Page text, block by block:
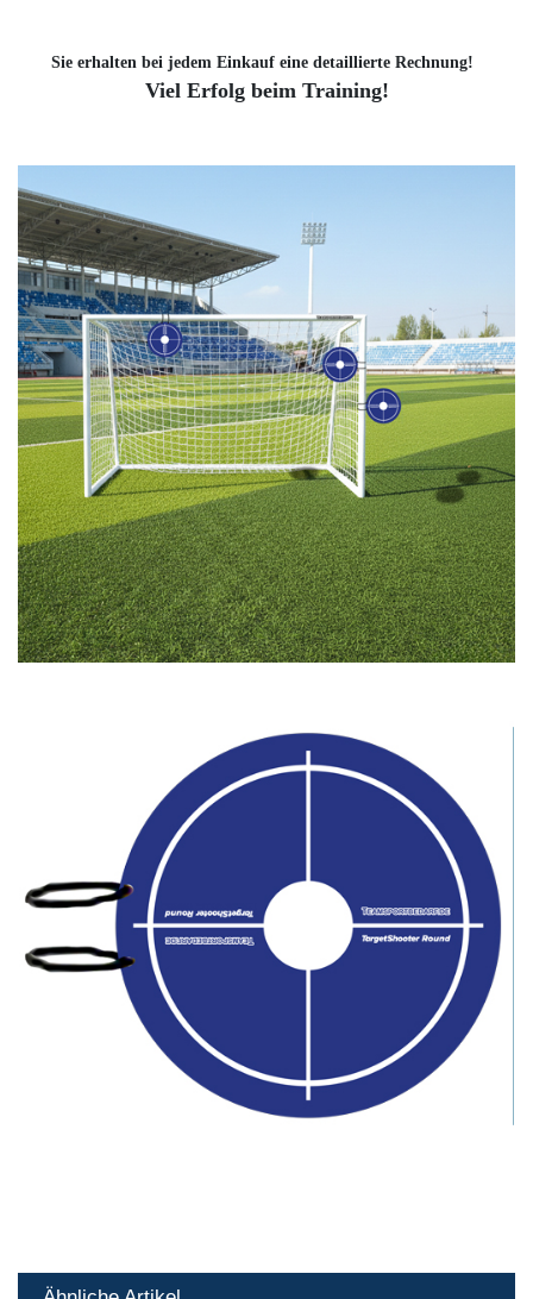
Sie erhalten bei jedem Einkauf eine detaillierte Rechnung!
Viel Erfolg beim Training!